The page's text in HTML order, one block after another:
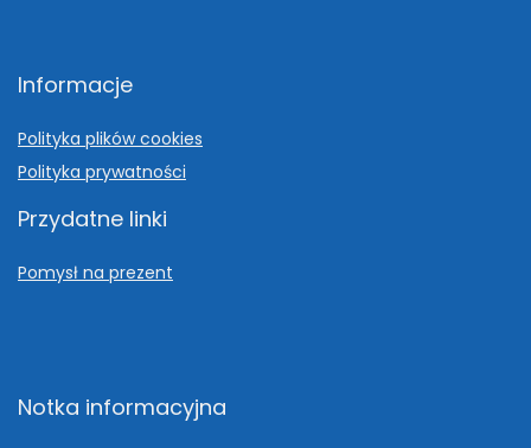
Informacje
Polityka plików cookies
Polityka prywatności
Przydatne linki
Pomysł na prezent
Notka informacyjna